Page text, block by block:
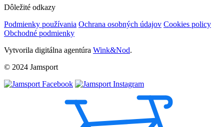
Dôležité odkazy
Podmienky používania Ochrana osobných údajov Cookies policy
Obchodné podmienky
Vytvorila digitálna agentúra Wink&Nod.
© 2024 Jamsport